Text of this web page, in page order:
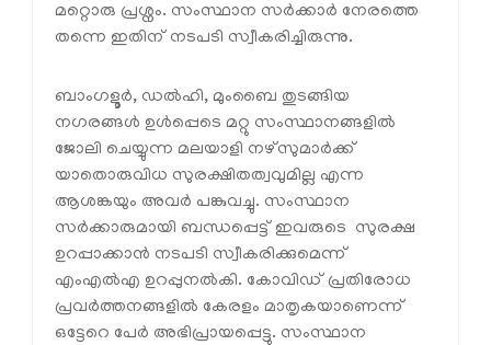
മറ്റൊരു പ്രശ്നം. സംസ്ഥാന സര്‍ക്കാര്‍ നേരത്തെ
തന്നെ ഇതിന് നടപടി സ്വീകരിച്ചിരുന്നു.
ബാംഗളൂര്‍, ഡല്‍ഹി, മുംബൈ തുടങ്ങിയ
നഗരങ്ങള്‍ ഉള്‍പ്പെടെ മറ്റു സംസ്ഥാനങ്ങളില്‍
ജോലി ചെയ്യുന്ന മലയാളി നഴ്സുമാര്‍ക്ക്
യാതൊരുവിധ സുരക്ഷിതത്വവുമില്ല എന്ന
ആശങ്കയും അവര്‍ പങ്കുവച്ചു. സംസ്ഥാന
സര്‍ക്കാരുമായി ബന്ധപ്പെട്ട് ഇവരുടെ സുരക്ഷ
ഉറപ്പാക്കാന്‍ നടപടി സ്വീകരിക്കുമെന്ന്
എംഎല്‍എ ഉറപ്പുനല്‍കി. കോവിഡ് പ്രതിരോധ
പ്രവര്‍ത്തനങ്ങളില്‍ കേരളം മാതൃകയാണെന്ന്
ഒട്ടേറെ പേര്‍ അഭിപ്രായപ്പെട്ടു. സംസ്ഥാന